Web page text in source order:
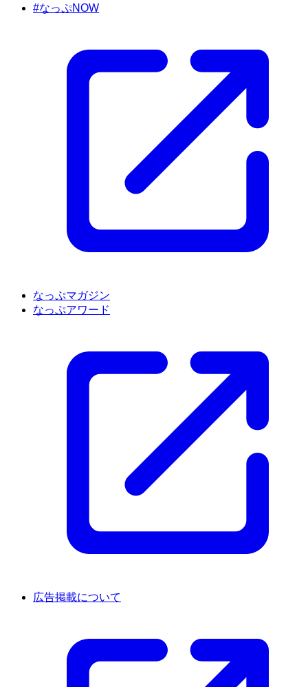
#なっぷNOW
なっぷマガジン
なっぷアワード
広告掲載について